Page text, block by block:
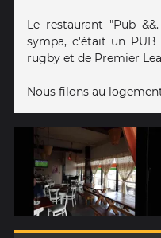
Le restaurant "Pub
sympa, c'était un
rugby et de Premier
Nous filons au